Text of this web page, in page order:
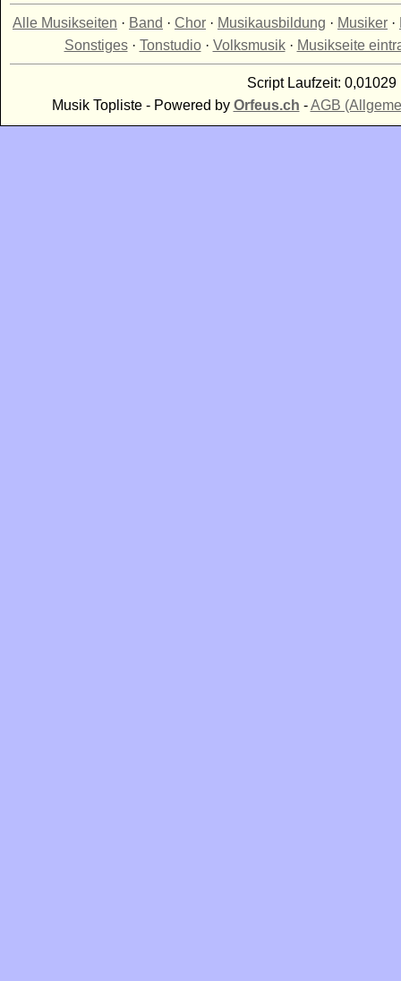
Alle Musikseiten · Band · Chor · Musikausbildung · Musiker ·
Sonstiges· Tonstudio· Volksmusik· Musikseite
Script Laufzeit: 0,01029
Musik Topliste - Powered by Orfeus.ch -AGB